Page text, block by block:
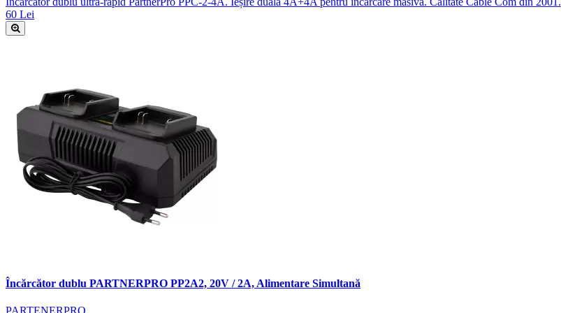
60 Lei
Încărcător dublu PARTNERPRO PP2A2, 20V / 2A, Alimentare Simultană
PARTENERPRO